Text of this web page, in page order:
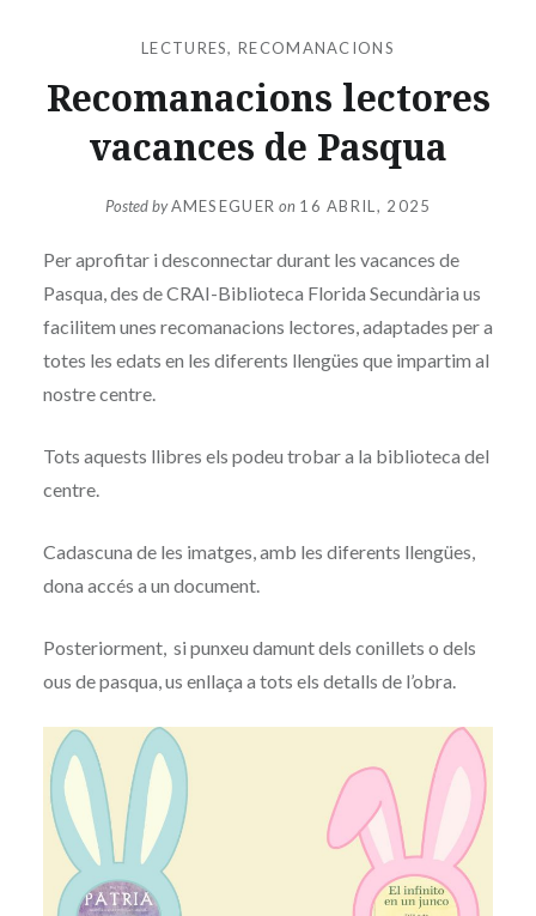
LECTURES,RECOMANACIONS
Recomanacions lectores
vacances de Pasqua
Posted byAMESEGUER on 16 ABRIL, 2025
Per aprofitar i desconnectar durant les vacances de
Pasqua, des deCRAI-Biblioteca Florida Secundària us
facilitem unes recomanacions lectores, adaptades per a
totes les edats en les diferents llengües que impartim al
nostre centre.
Tots aquests llibres els podeu trobar a la biblioteca del
centre.
Cadascuna de les imatges, amb les diferents llengües,
dona accés a un document.
Posteriorment, si punxeu damunt dels conillets o dels
ous de pasqua, us enllaça a tots els detalls de l’obra.